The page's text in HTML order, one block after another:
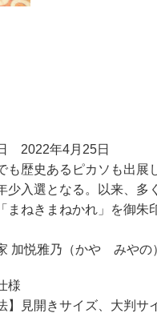
2022年4月25日
も歴史あるピカソも出展
少入選となる。以来、多
まねきまねかれ」を御朱
加悦雅乃（かや みやの
様
】見開きサイズ、大判サ